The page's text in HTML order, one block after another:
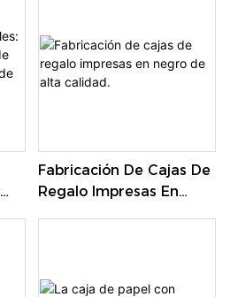
Fabricación De Cajas De
Regalo Impresas En